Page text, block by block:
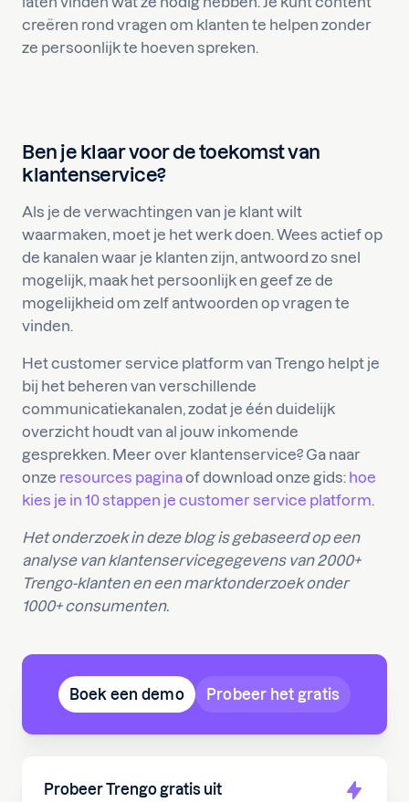
Probeer Trengo gratis uit
creëren rond vragen om klanten te helpen zonder
ze persoonlijk te hoeven spreken.
Ben je klaar voor de toekomst van
klantenservice?
Als je de verwachtingen van je klant wilt
waarmaken, moet je het werk doen. Wees actief op
de kanalen waar je klanten zijn, antwoord zo snel
mogelijk, maak het persoonlijk en geef ze de
mogelijkheid om zelf antwoorden op vragen te
vinden.
Het customer service platform van Trengo helpt je
bij het beheren van verschillende
communicatiekanalen, zodat je één duidelijk
overzicht houdt van al jouw inkomende
gesprekken. Meer over klantenservice? Ga naar
onze resources paginaof download onze gids: hoe
kies je in 10 stappen je customer service platform.
Het onderzoek in deze blog is gebaseerd op een
analyse van klantenservicegegevens van 2000+
Trengo-klanten en een marktonderzoek onder
1000+ consumenten.
Boek een demo Probeer het gratis